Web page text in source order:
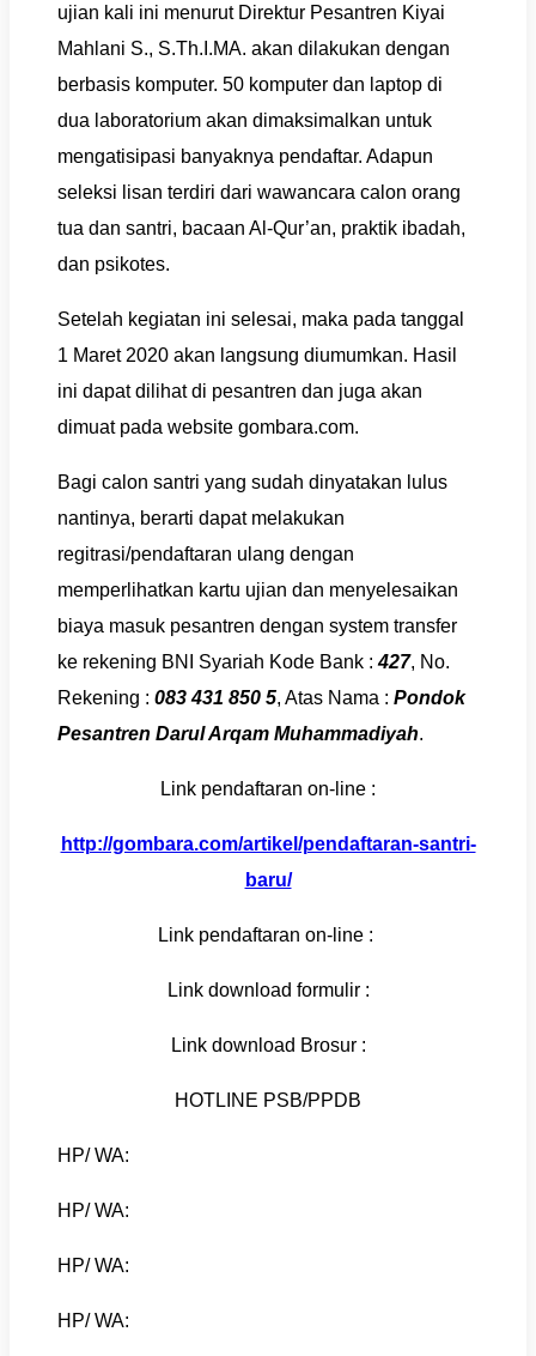
ujian kali ini menurut Direktur Pesantren Kiyai
Mahlani S., S.Th.I.MA. akan dilakukan dengan
berbasis komputer. 50 komputer dan laptop di
dua laboratorium akan dimaksimalkan untuk
mengatisipasi banyaknya pendaftar. Adapun
seleksi lisan terdiri dari wawancara calon orang
tua dan santri, bacaan Al-Qur’an, praktik ibadah,
dan psikotes.
Setelah kegiatan ini selesai, maka pada tanggal
1 Maret 2020 akan langsung diumumkan. Hasil
ini dapat dilihat di pesantren dan juga akan
dimuat pada website gombara.com.
Bagi calon santri yang sudah dinyatakan lulus
nantinya, berarti dapat melakukan
regitrasi/pendaftaran ulang dengan
memperlihatkan kartu ujian dan menyelesaikan
biaya masuk pesantren dengan system transfer
ke rekening BNI Syariah Kode Bank :427, No.
Rekening : 083 431 850 5, Atas Nama : Pondok
Pesantren Darul Arqam Muhammadiyah.
Link pendaftaran on-line :
http://gombara.com/artikel/pendaftaran-santri-
baru/
Link pendaftaran on-line :
Link download formulir :
Link download Brosur :
HOTLINE PSB/PPDB
HP/ WA:
HP/ WA:
HP/ WA:
HP/ WA: